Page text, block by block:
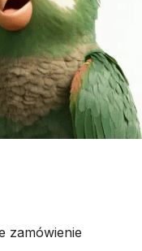
zamówienie